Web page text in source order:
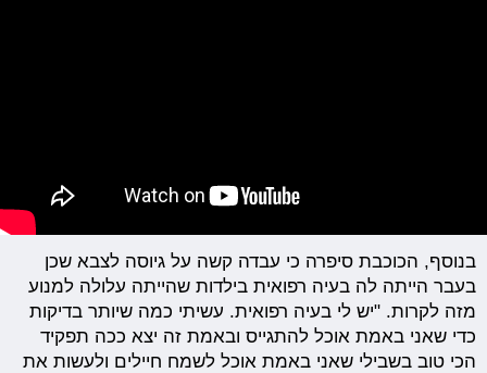
בנוסף, הכוכבת סיפרה כי עבדה קשה על גיוסה לצבא שכן
בעבר הייתה לה בעיה רפואית בילדות שהייתה עלולה למנוע
מזה לקרות. "יש לי בעיה רפואית. עשיתי כמה שיותר בדיקות
כדי שאני באמת אוכל להתגייס ובאמת זה יצא ככה תפקיד
הכי טוב בשבילי שאני באמת אוכל לשמח חיילים ולעשות את